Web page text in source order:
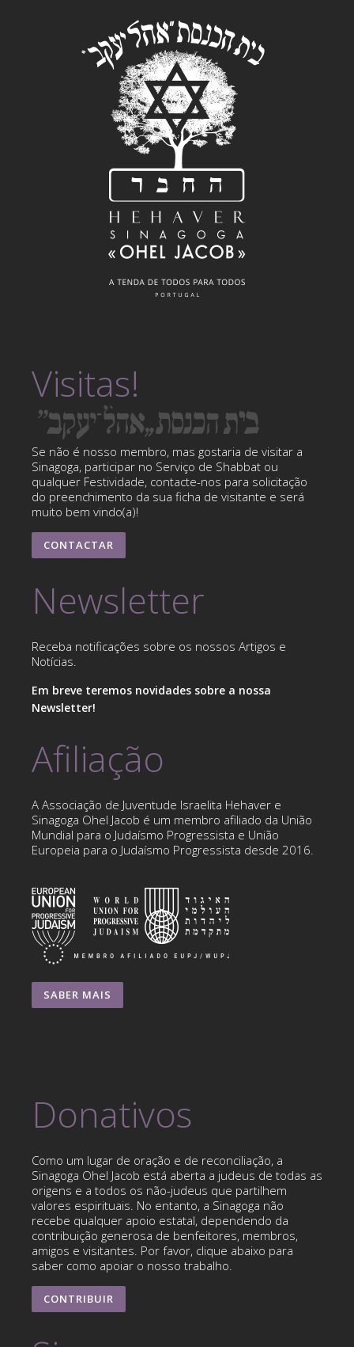
Visitas!
Se não é nosso membro, mas gostaria de visitar a
Sinagoga, participar no Serviço de Shabbat ou
qualquer Festividade, contacte-nos para solicitação
do preenchimento da sua ficha de visitante e será
muito bem vindo(a)!
CONTACTAR
Newsletter
Receba notificações sobre os nossos Artigos e
Notícias.
Em breve teremos novidades sobre a nossa
Newsletter!
Afiliação
A Associação de Juventude Israelita Hehaver e
Sinagoga Ohel Jacob é um membro afiliado da União
Mundial para o Judaísmo Progressista e União
Europeia para o Judaísmo Progressista desde 2016.
SABER MAIS
Donativos
Como um lugar de oração e de reconciliação, a
Sinagoga Ohel Jacob está aberta a judeus de todas as
origens e a todos os não-judeus que partilhem
valores espirituais. No entanto, a Sinagoga não
recebe qualquer apoio estatal, dependendo da
contribuição generosa de benfeitores, membros,
amigos e visitantes. Por favor, clique abaixo para
saber como apoiar o nosso trabalho.
CONTRIBUIR